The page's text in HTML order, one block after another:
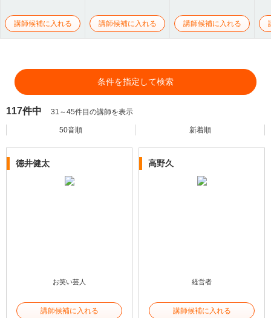
講師候補に入れる 講師候補に入れる 講師候補に入れる
条件を指定して検索
117件中 31～45件目の講師を表示
50音順 新着順
徳井健太
お笑い芸人
講師候補に入れる
高野久
経営者
講師候補に入れる